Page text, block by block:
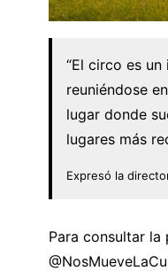
“El circo es
reuniéndose
lugar donde
lugares más
Expresó la
Para consultar